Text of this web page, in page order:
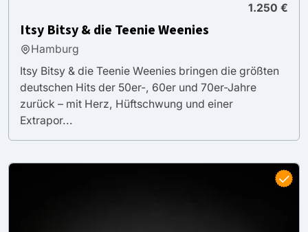
1.250 €
Itsy Bitsy & die Teenie Weenies
Hamburg
Itsy Bitsy & die Teenie Weenies bringen die größten
deutschen Hits der 50er-, 60er und 70er-Jahre
zurück – mit Herz, Hüftschwung und einer
Extrapor...